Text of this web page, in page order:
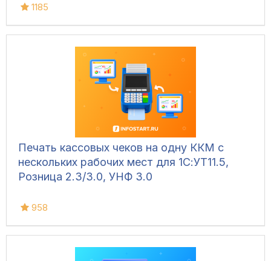
1185
Печать кассовых чеков на одну ККМ с
нескольких рабочих мест для 1С:УТ11.5,
Розница 2.3/3.0, УНФ 3.0
958